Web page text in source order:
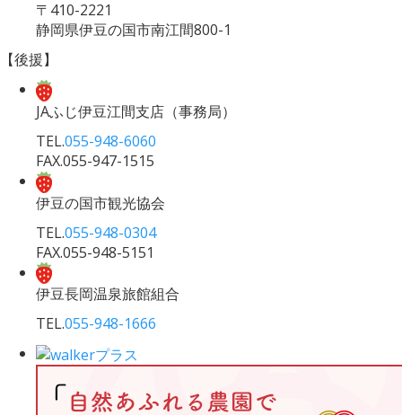
〒410-2221
静岡県伊豆の国市南江間800-1
【後援】
JAふじ伊豆江間支店 （事務局）
TEL.055-948-6060
FAX.055-947-1515
伊豆の国市観光協会
TEL.055-948-0304
FAX.055-948-5151
伊豆長岡温泉旅館組合
TEL.055-948-1666